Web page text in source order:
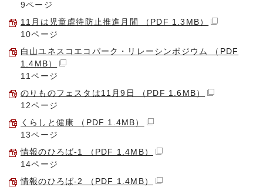
9ページ
11月は児童虐待防止推進月間 （PDF 1.3MB）
10ページ
白山ユネスコエコパーク・リレーシンポジウム （PDF
1.4MB）
11ページ
のりものフェスタは11月9日 （PDF 1.6MB）
12ページ
くらしと健康 （PDF 1.4MB）
13ページ
情報のひろば-1 （PDF 1.4MB）
14ページ
情報のひろば-2 （PDF 1.4MB）